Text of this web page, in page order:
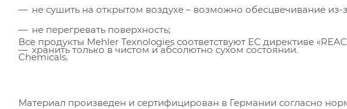
не сушить на открытом воздухе – возможно обесцвечивание из-
не перегревать поверхность;
хранить только в чистом и абсолютно сухом состоянии.
Все продукты Mehler Texnologies соответствуют ЕС директиве
Chemicals.
Материал произведен и сертифицирован в Германии согласно